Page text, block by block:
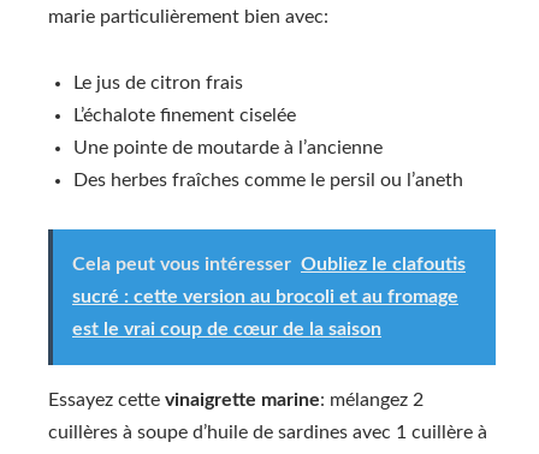
marie particulièrement bien avec:
Le jus de citron frais
L’échalote finement ciselée
Une pointe de moutarde à l’ancienne
Des herbes fraîches comme le persil ou l’aneth
Cela peut vous intéresser Oubliez le clafoutis
sucré : cette version au brocoli et au fromage
est le vrai coup de cœur de la saison
Essayez cette vinaigrette marine: mélangez 2
cuillères à soupe d’huile de sardines avec 1 cuillère à